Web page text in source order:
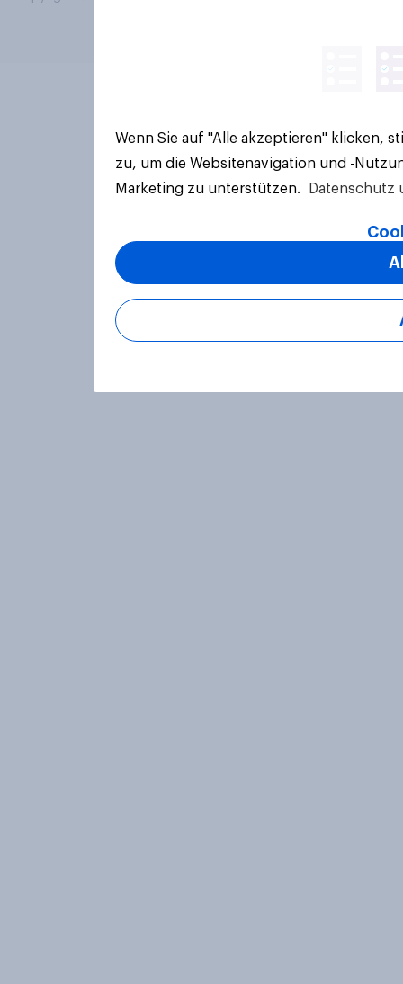
Wenn Sie auf "Alle akzeptieren" klicken,
zu, um die Websitenavigation und -
Marketing zu unterstützen.
Datenschutz